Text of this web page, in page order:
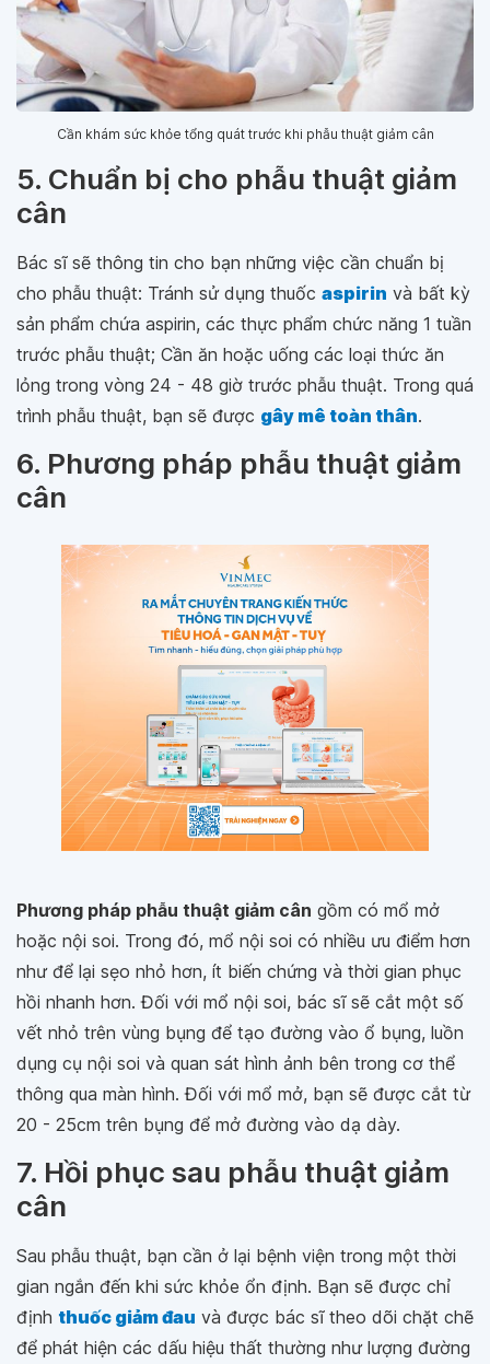
Cần khám sức khỏe tổng quát trước khi phẫu thuật giảm cân
5. Chuẩn bị cho phẫu thuật giảm
cân
Bác sĩ sẽ thông tin cho bạn những việc cần chuẩn bị
cho phẫu thuật: Tránh sử dụng thuốc aspirin và bất kỳ
sản phẩm chứa aspirin, các thực phẩm chức năng 1 tuần
trước phẫu thuật; Cần ăn hoặc uống các loại thức ăn
lỏng trong vòng 24 - 48 giờ trước phẫu thuật. Trong quá
trình phẫu thuật, bạn sẽ được gây mê toàn thân.
6. Phương pháp phẫu thuật giảm
cân
Phương pháp phẫu thuật giảm cân gồm có mổ mở
hoặc nội soi. Trong đó, mổ nội soi có nhiều ưu điểm hơn
như để lại sẹo nhỏ hơn, ít biến chứng và thời gian phục
hồi nhanh hơn. Đối với mổ nội soi, bác sĩ sẽ cắt một số
vết nhỏ trên vùng bụng để tạo đường vào ổ bụng, luồn
dụng cụ nội soi và quan sát hình ảnh bên trong cơ thể
thông qua màn hình. Đối với mổ mở, bạn sẽ được cắt từ
20 - 25cm trên bụng để mở đường vào dạ dày.
7. Hồi phục sau phẫu thuật giảm
cân
Sau phẫu thuật, bạn cần ở lại bệnh viện trong một thời
gian ngắn đến khi sức khỏe ổn định. Bạn sẽ được chỉ
định thuốc giảm đau và được bác sĩ theo dõi chặt chẽ
để phát hiện các dấu hiệu thất thường như lượng đường